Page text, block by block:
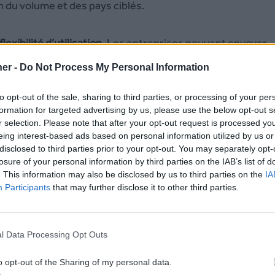
- Do Not Process My Personal Information
opt-out of the sale, sharing to third parties, or processing of your
for targeted advertising by us, please use the below opt-out
selection. Please note that after your opt-out request is processed
interest-based ads based on personal information utilized by us
to third parties prior to your opt-out. You may separately
of your personal information by third parties on the IAB’s list of
This information may also be disclosed by us to third parties on the
Participants that may further disclose it to other third parties.
Data Processing Opt Outs
opt-out of the Sharing of my personal data.
volume et des pays ciblés.
flexibilité d’utilisation. Les entreprises peuvent envoyer
client, sans compétence technique, ou via une
existants (CRM, applications métiers, etc.).
, cette solution s’intègre naturellement avec les autres
ou les messageries professionnelles. Bien que son
comparées à des plateformes spécialisées, OVH SMS
Partner ou OVH SMS ?